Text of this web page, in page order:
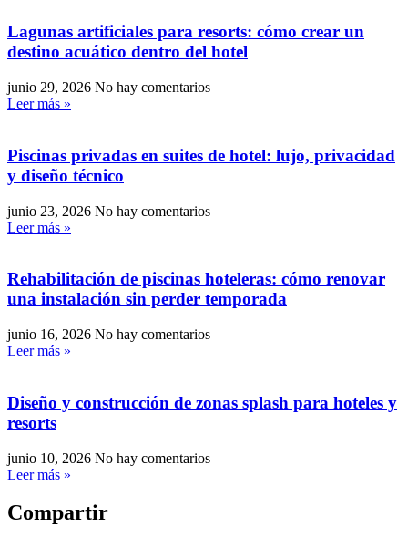
Lagunas artificiales para resorts: cómo crear un
destino acuático dentro del hotel
junio 29, 2026 No hay comentarios
Leer más »
Piscinas privadas en suites de hotel: lujo, privacidad
y diseño técnico
junio 23, 2026 No hay comentarios
Leer más »
Rehabilitación de piscinas hoteleras: cómo renovar
una instalación sin perder temporada
junio 16, 2026 No hay comentarios
Leer más »
Diseño y construcción de zonas splash para hoteles y
resorts
junio 10, 2026 No hay comentarios
Leer más »
Compartir